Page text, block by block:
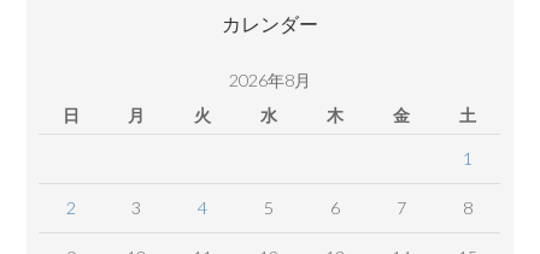
カレンダー
2026年8月
日
月 火 水 木 金 土
1
2 3 4 5 6 7 8